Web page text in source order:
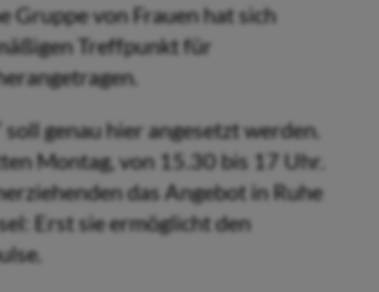
Gruppe von Frauen hat sich
Treffpunkt für
genau hier angesetzt werden.
Montag, von 15.30 bis 17 Uhr.
das Angebot in Ruhe
Erst sie ermöglicht den